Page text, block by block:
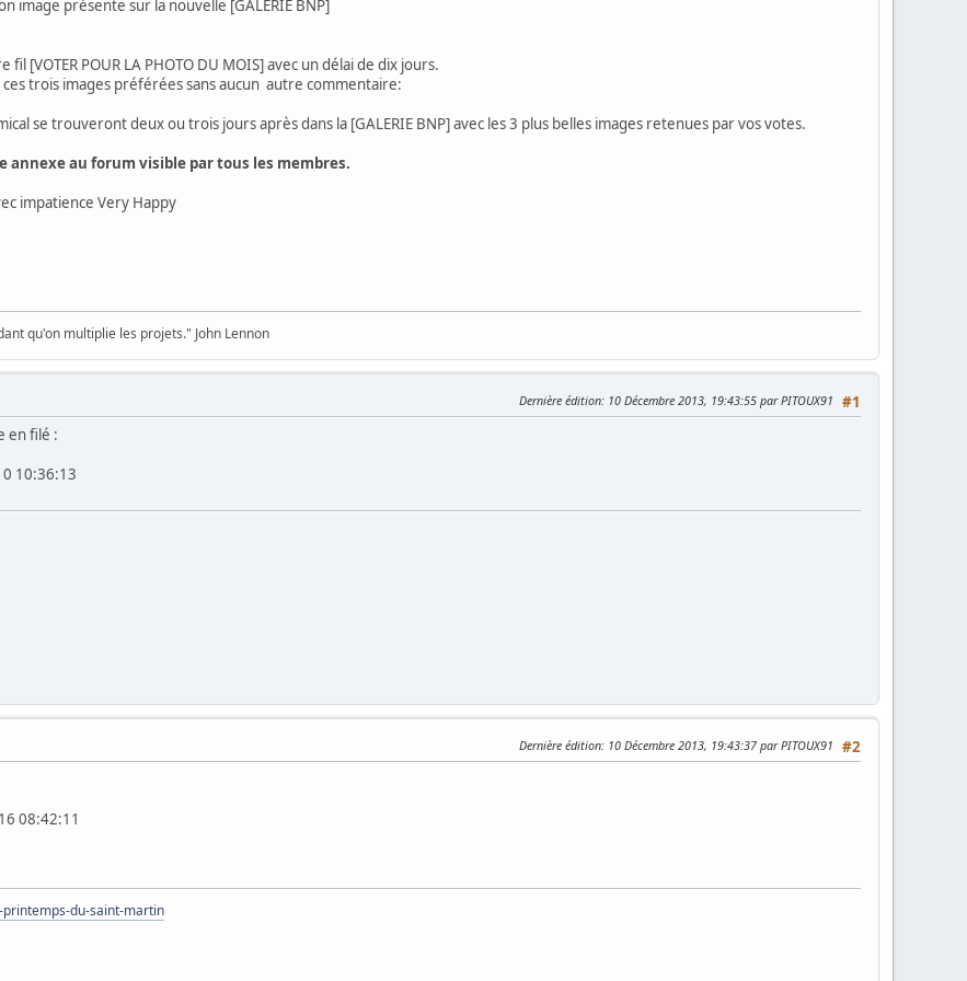
image présente sur la nouvelle [GALERIE BNP]
[VOTER POUR LA PHOTO DU MOIS] avec un délai de dix jours.
trois images préférées sans aucun autre commentaire:
se trouveront deux ou trois jours après dans la [GALERIE BNP] avec les 3 plus belles images retenues par vos votes.
annexe au forum visible par tous les membres.
impatience Very Happy
qu'on multiplie les projets." John Lennon
#1
Dernière édition: 10 Décembre 2013, 19:43:55 par PITOUX91
en filé :
10:36:13
#2
Dernière édition: 10 Décembre 2013, 19:43:37 par PITOUX91
08:42:11
du-saint-martin